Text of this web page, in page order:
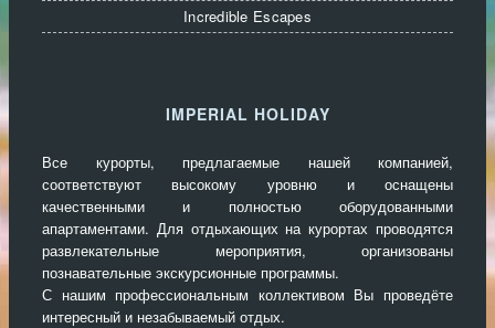
Incredible Escapes
IMPERIAL HOLIDAY
Все курорты, предлагаемые нашей компанией,
соответствуют высокому уровню и оснащены
качественными и полностью оборудованными
апартаментами. Для отдыхающих на курортах проводятся
развлекательные мероприятия, организованы
познавательные экскурсионные программы.
С нашим профессиональным коллективом Вы проведёте
интересный и незабываемый отдых.